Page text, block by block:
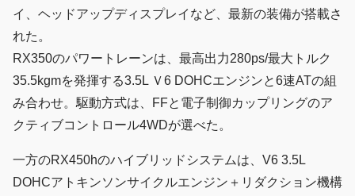
イ、ヘッドアップディスプレイなど、最新の装備が搭載さ
れた。
RX350のパワートレーンは、最高出力280ps/最大トルク
35.5kgmを発揮する3.5L Ｖ6 DOHCエンジンと6速ATの組
み合わせ。駆動方式は、FFと電子制御カップリングのア
クティブコントロール4WDが選べた。
一方のRX450hのハイブリッドシステムは、V6 3.5L
DOHCアトキンソンサイクルエンジン＋リダクション機構